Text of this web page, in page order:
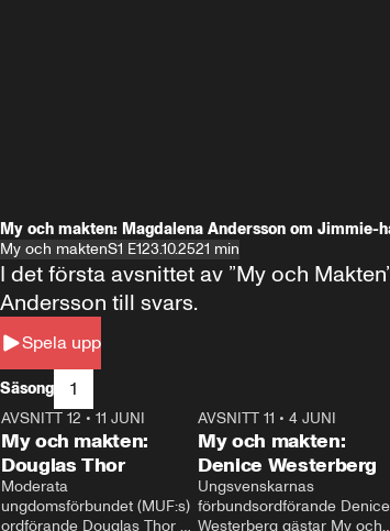
My och makten: Magdalena Andersson om Jimmie-
My och maktenS1 E123.10.2521 min
Spela upp
I det första avsnittet av ”My och
Andersson till svars.
Säsong 1
26:27
AVSNITT 12 • 11 JUNI
My och makten:
Douglas Thor
Moderata
ungdomsförbundet (MUF:s)
ordförande Douglas Thor
AVSNITT 11 •4 JUNI
My och makten:
Denice Westerberg
Ungsvenskarnas
förbundsordförande Denice
Westerberg gästar My och